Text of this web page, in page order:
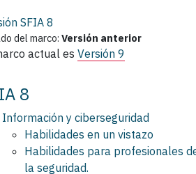
SFIA 8
del marco: Versión anterior
actual es Versión 9
8
Información y ciberseguridad
Habilidades en un vistazo
Habilidades para profesionales
la seguridad.